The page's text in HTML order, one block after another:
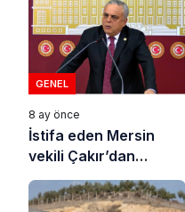
GENEL
8 ay önce
İstifa eden Mersin
vekili Çakır’dan
açıklama: “Yörük
çocuğu, suçlanan